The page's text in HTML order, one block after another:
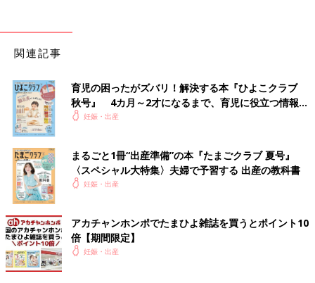
出典：Instagramアカウント「_____taki.m」
_____taki.mさんは、Classical Elf（クラシカルエルフ）の春物3点
関連記事
育児の困ったがズバリ！解決する本『ひよこクラブ
秋号』 4カ月～2才になるまで、育児に役立つ情報が
いっぱい！
妊娠・出産
まるごと1冊“出産準備”の本『たまごクラブ 夏号』
〈スペシャル大特集〉夫婦で予習する 出産の教科書
妊娠・出産
アカチャンホンポでたまひよ雑誌を買うとポイント10
倍【期間限定】
妊娠・出産